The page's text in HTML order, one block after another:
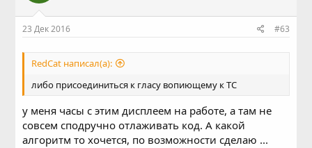
23 Дек 2016 #63
RedCat написал(а):
либо присоединиться к гласу вопиющему к ТС
у меня часы с этим дисплеем на работе, а там не
совсем сподручно отлаживать код. А какой
алгоритм то хочется, по возможности сделаю ...